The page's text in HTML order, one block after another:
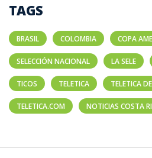
TAGS
BRASIL COLOMBIA COPA
SELECCIÓN NACIONAL LA SELE
TICOS TELETICA TELETICA
TELETICA.COM NOTICIAS COSTA